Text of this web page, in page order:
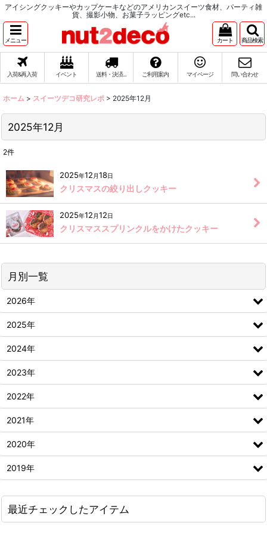
アイシングクッキーやカップケーキなどのアメリカンスイーツ食材、パーティ雑
貨、撮影小物、お菓子ラッピングetc...
メニュー カート 商品検索
入荷&再入荷 イベント 送料・決済... ご利用案内 マイページ 問い合わせ
ホーム > スイーツデコ研究レポ > 2025年12月
2025年12月
2件
2025年12 月18日
クリスマスの絞り出しクッキー
2025年12 月12日
クリスマススプリンクルをかけたクッキー
月別一覧
2026年
2025年
2024年
2023年
2022年
2021年
2020年
2019年
最近チェックしたアイテム